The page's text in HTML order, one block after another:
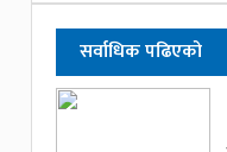
सर्वाधिक पढिएको